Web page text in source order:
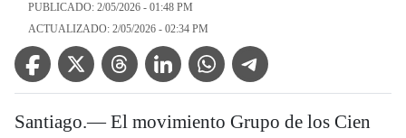
PUBLICADO: 2/05/2026 - 01:48 PM
ACTUALIZADO: 2/05/2026 - 02:34 PM
Facebook IconTwitter IconThreads IconLinkedin IconWhatsApp IconTelegram Icon
Santiago.— El movimiento Grupo de los Cien